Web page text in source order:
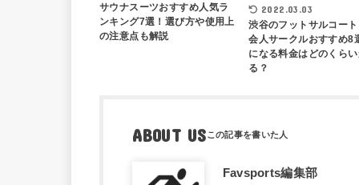
サウナスーツおすすめ人気ラ
ンキング7選！選び方や使用上
の注意点も解説
2022.03.03
渋谷のフットサルコー
会人サークルおすすめ8
になる料金はどのくら
る？
ABOUT US
Favsports編集部